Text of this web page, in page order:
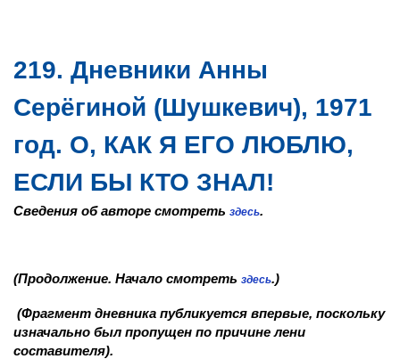
219. Дневники Анны
Серёгиной (Шушкевич), 1971
год. О, КАК Я ЕГО ЛЮБЛЮ,
ЕСЛИ БЫ КТО ЗНАЛ!
Сведения об авторе смотреть здесь.
(Продолжение. Начало смотреть здесь.)
(Фрагмент дневника публикуется впервые, поскольку
изначально был пропущен по причине лени
составителя).